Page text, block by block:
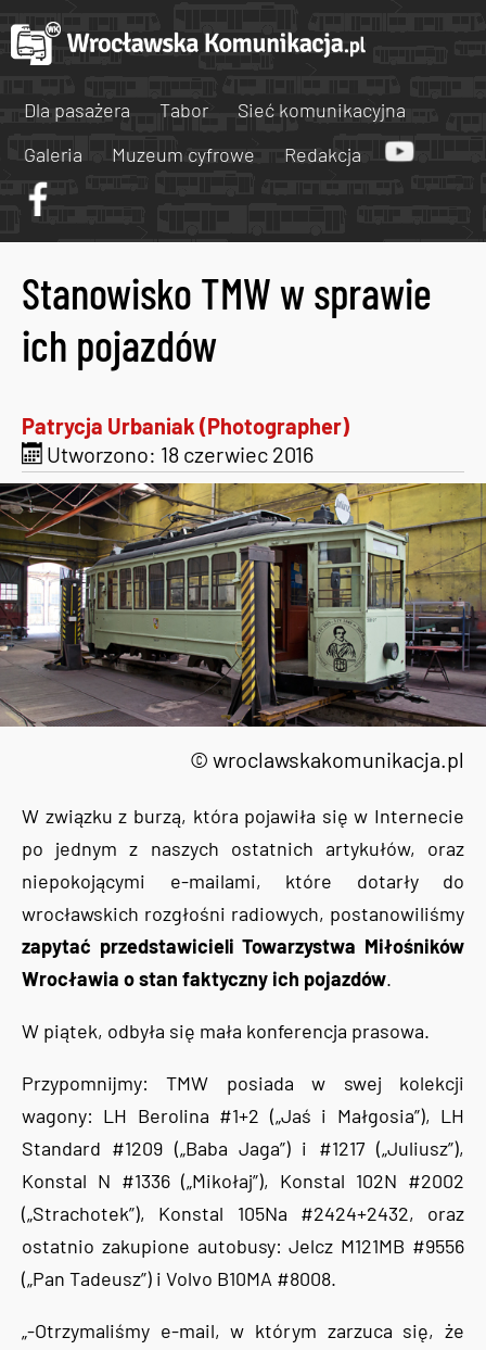
Dla pasażera Tabor
Sieć komunikacyjna
Galeria
Muzeum cyfrowe Redakcja
Stanowisko TMW w sprawie
ich pojazdów
Patrycja Urbaniak (Photographer)
Utworzono: 18 czerwiec 2016
© wroclawskakomunikacja.pl
W związku z burzą, która pojawiła się w Internecie
po jednym z naszych ostatnich artykułów, oraz
niepokojącymi e-mailami, które dotarły do
wrocławskich rozgłośni radiowych, postanowiliśmy
zapytać przedstawicieli Towarzystwa Miłośników
Wrocławia o stan faktyczny ich pojazdów.
W piątek, odbyła się mała konferencja prasowa.
Przypomnijmy: TMW posiada w swej kolekcji
wagony: LH Berolina #1+2 („Jaś i Małgosia”), LH
Standard #1209 („Baba Jaga”) i #1217 („Juliusz”),
Konstal N #1336 („Mikołaj”), Konstal 102N #2002
(„Strachotek”), Konstal 105Na #2424+2432, oraz
ostatnio zakupione autobusy: Jelcz M121MB #9556
(„Pan Tadeusz”) i Volvo B10MA #8008.
„-Otrzymaliśmy e-mail, w którym zarzuca się, że